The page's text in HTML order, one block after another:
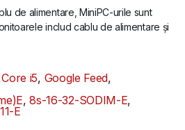
de alimentare, MiniPC-urile sunt
includ cablu de alimentare și
Core i5, Google Feed,
,8s-16-32-SODIM-E,
E